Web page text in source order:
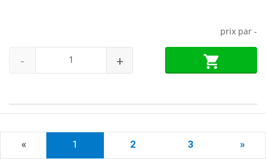
prix par -
- +
« 1 2 3 »